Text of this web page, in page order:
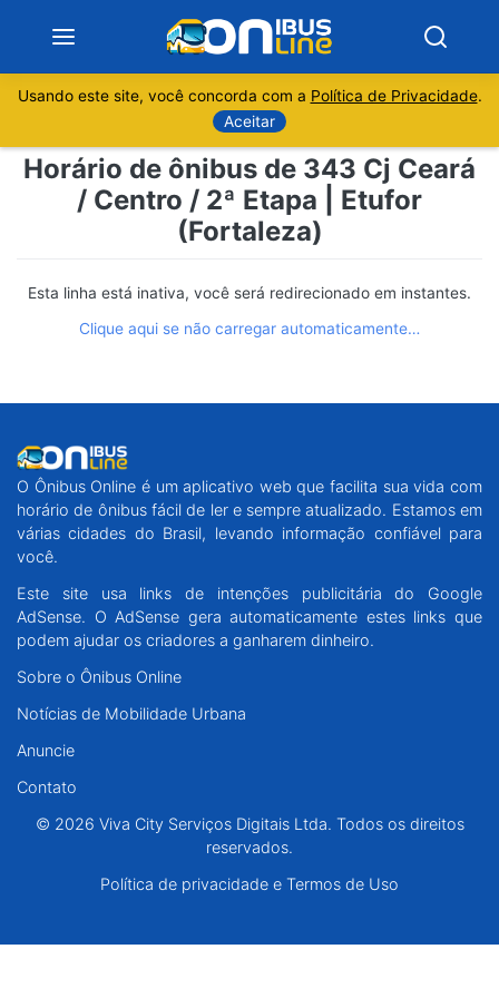
Sobre
Minas Gerais
São Paulo
Espírito Santo
Paraná
Santa Catarina
Centro-Oeste
Norte
Usando este site, você concorda com a Política de Privacidade.
Aceitar
Horário de ônibus de 343 Cj Ceará
/ Centro / 2ª Etapa | Etufor
(Fortaleza)
Esta linha está inativa, você será redirecionado em instantes.
Clique aqui se não carregar automaticamente…
O Ônibus Online é um aplicativo web que facilita sua vida com
horário de ônibus fácil de ler e sempre atualizado. Estamos em
várias cidades do Brasil, levando informação confiável para
você.
Este site usa links de intenções publicitária do Google
AdSense. O AdSense gera automaticamente estes links que
podem ajudar os criadores a ganharem dinheiro.
Sobre o Ônibus Online
Notícias de Mobilidade Urbana
Anuncie
Contato
© 2026 Viva City Serviços Digitais Ltda. Todos os direitos
reservados.
Política de privacidade e Termos de Uso